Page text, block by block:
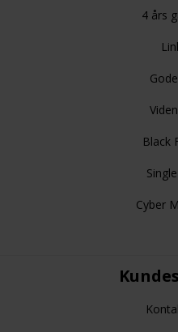
4 års
Black
Cyber